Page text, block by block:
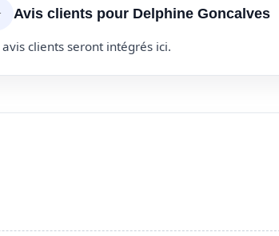
Avis clients pour Delphine Goncalves
avis clients seront intégrés ici.